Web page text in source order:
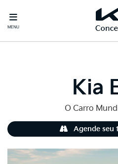
MENU
Kia
O Carro
Agende seu